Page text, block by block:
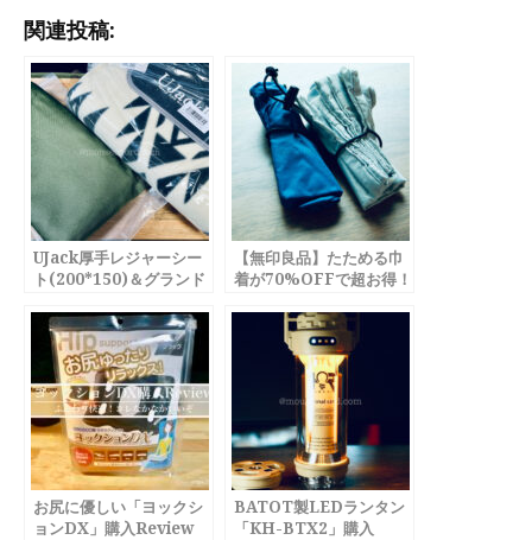
関連投稿:
UJack厚手レジャーシー
ト(200*150)＆グランド
【無印良品】たためる巾
着が70%OFFで超お得！
お尻に優しい「ヨックシ
ョンDX」購入Review
BATOT製LEDランタン
「KH-BTX2」購入